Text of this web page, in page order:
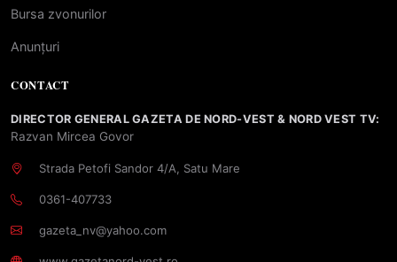
Bursa zvonurilor
Anunțuri
CONTACT
DIRECTOR GENERAL GAZETA DE NORD-VEST & NORD VEST TV:
Razvan Mircea Govor
Strada Petofi Sandor 4/A, Satu Mare
0361-407733
gazeta_nv@yahoo.com